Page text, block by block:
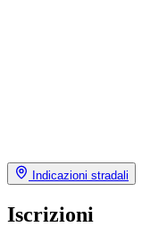
Indicazioni stradali
Iscrizioni